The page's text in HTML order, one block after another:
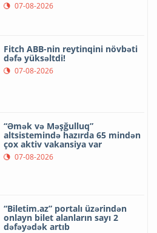
07-08-2026
Fitch ABB-nin reytinqini növbəti
dəfə yüksəltdi!
07-08-2026
“Əmək və Məşğulluq”
altsistemində hazırda 65 mindən
çox aktiv vakansiya var
07-08-2026
“Biletim.az” portalı üzərindən
onlayn bilet alanların sayı 2
dəfəyədək artıb